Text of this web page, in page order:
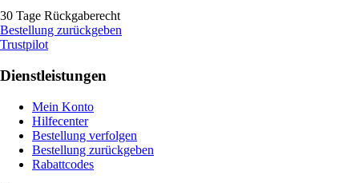
30 Tage Rückgaberecht
Bestellung zurückgeben
Trustpilot
Dienstleistungen
Mein Konto
Hilfecenter
Bestellung verfolgen
Bestellung zurückgeben
Rabattcodes